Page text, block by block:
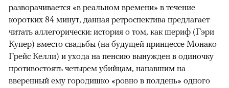
разворачивается «в реальном времени» в течение
коротких 84 минут, данная ретроспектива предлагает
читать аллегорически: история о том, как шериф (Гэри
Купер) вместо свадьбы (на будущей принцессе Монако
Грейс Келли) и ухода на пенсию вынужден в одиночку
противостоять четырем убийцам, напавшим на
вверенный ему городишко «ровно в полдень» одного